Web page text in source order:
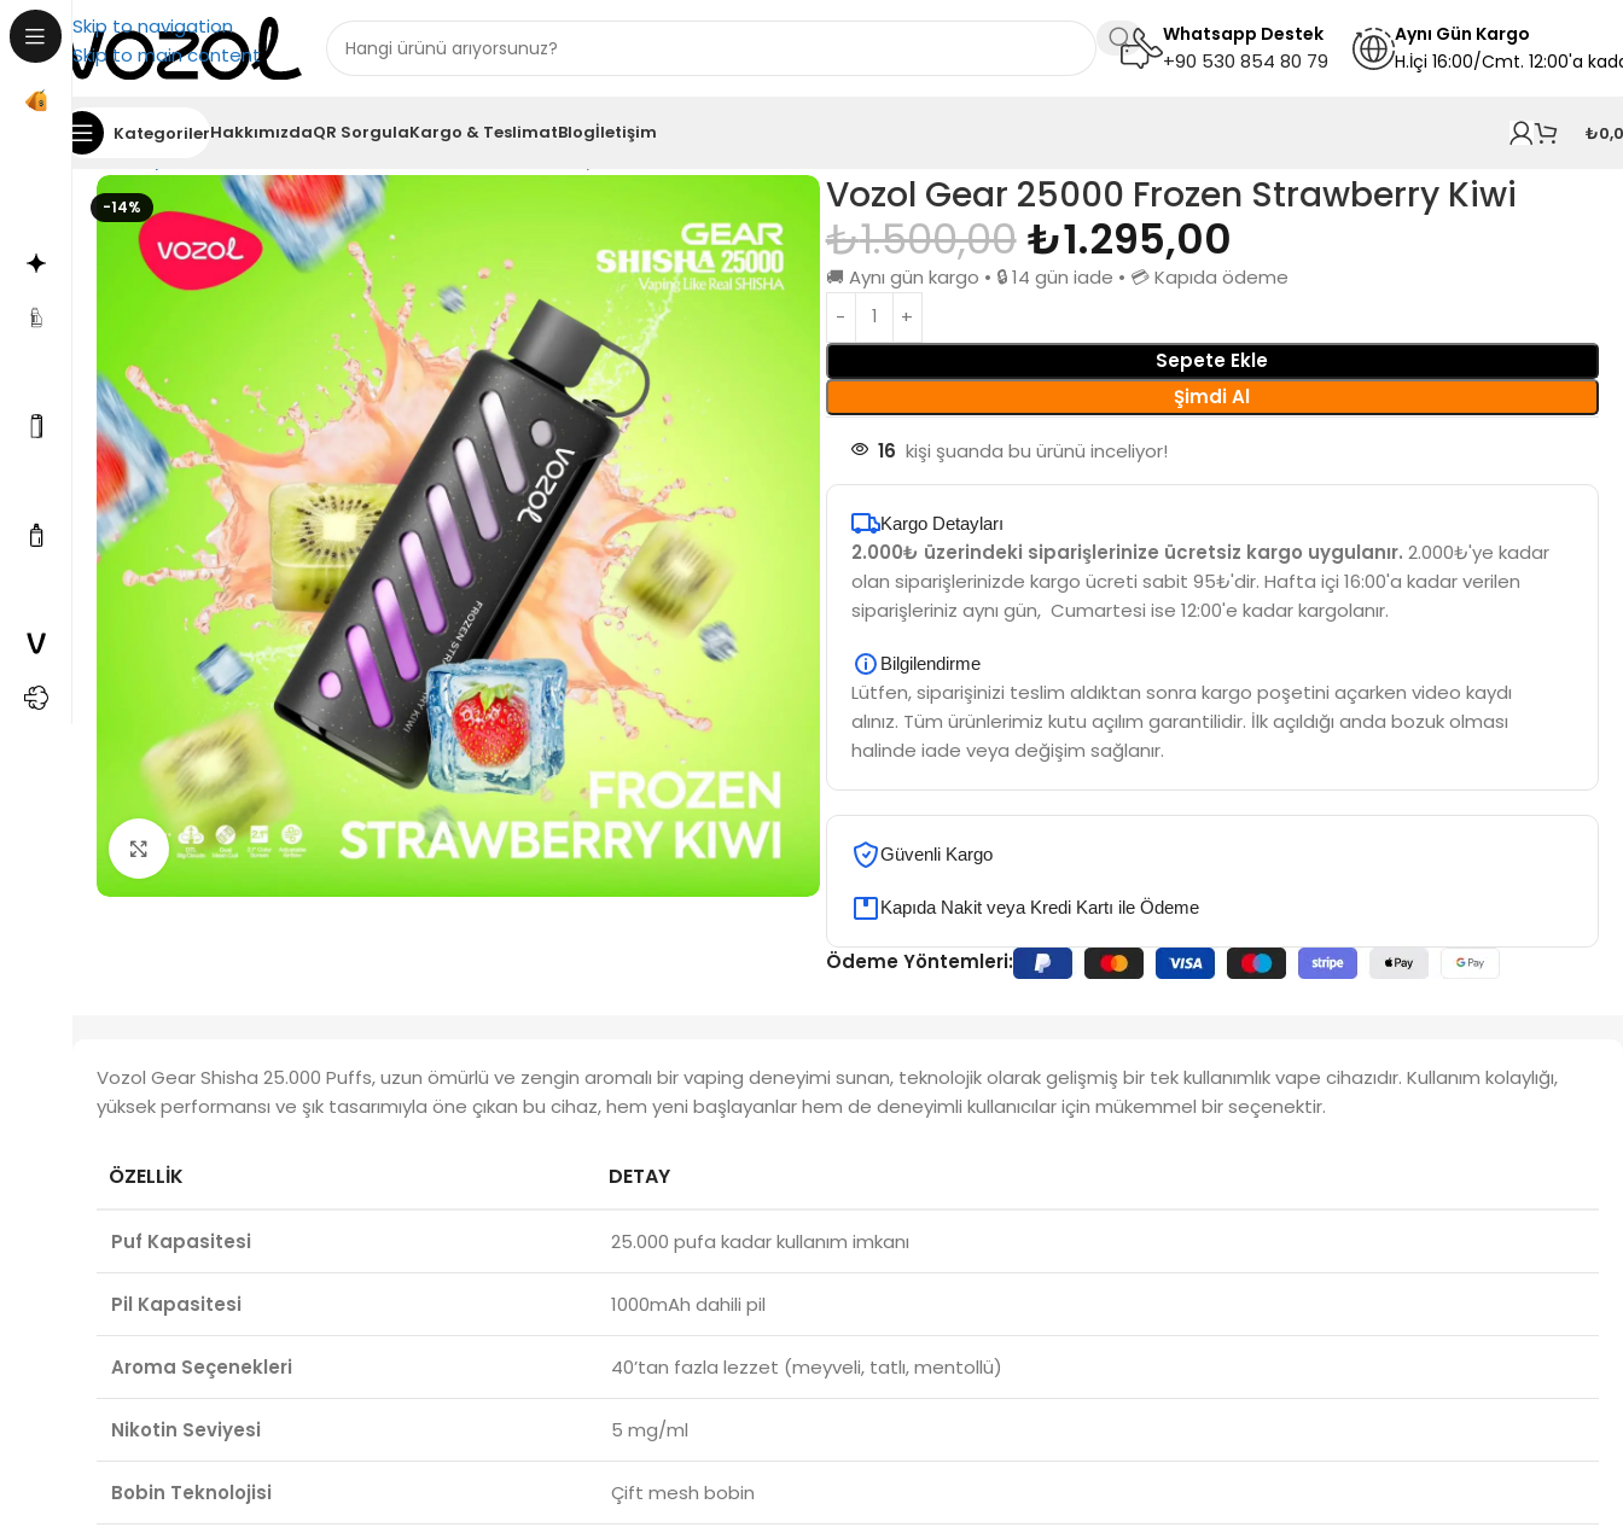
Skip to navigation
Skip to main content
Whatsapp Destek
+90 530 854 80 79
Aynı Gün Kargo
H.İçi 16:00/Cmt. 12:00'a
KategorilerHakkımızdaQR SorgulaKargo & TeslimatBlogİletişim ₺
Ana Sayfa
-14%
Büyütmek için tıkla
Vozol Gear 25000 Frozen Strawberry Kiwi
₺1.500,00₺1.295,00
🚚 Aynı gün kargo • 🔒 14 gün iade • 💳 Kapıda ödeme
Sepete Ekle
Şimdi Al
16 kişi şuanda bu ürünü inceliyor!
Kargo Detayları
2.000₺ üzerindeki siparişlerinize ücretsiz kargo uygulanır. 2.000₺'ye kadar
olan siparişlerinizde kargo ücreti sabit 95₺'dir. Hafta içi 16:00'a kadar verilen
siparişleriniz aynı gün, Cumartesi ise 12:00'e kadar kargolanır.
Bilgilendirme
Lütfen, siparişinizi teslim aldıktan sonra kargo poşetini açarken video kaydı
alınız. Tüm ürünlerimiz kutu açılım garantilidir. İlk açıldığı anda bozuk olması
halinde iade veya değişim sağlanır.
Güvenli Kargo
Kapıda Nakit veya Kredi Kartı ile Ödeme
Ödeme Yöntemleri:
Vozol Gear Shisha 25.000 Puffs, uzun ömürlü ve zengin aromalı bir vaping deneyimi sunan, teknolojik olarak gelişmiş bir tek kullanımlık vape cihazıdır. Kullanım kolaylığı,
yüksek performansı ve şık tasarımıyla öne çıkan bu cihaz, hem yeni başlayanlar hem de deneyimli kullanıcılar için mükemmel bir seçenektir.
ÖZELLIK DETAY
Puf Kapasitesi 25.000 pufa kadar kullanım imkanı
Pil Kapasitesi 1000mAh dahili pil
Aroma Seçenekleri 40’tan fazla lezzet (meyveli, tatlı, mentollü)
Nikotin Seviyesi 5 mg/ml
Bobin Teknolojisi Çift mesh bobin